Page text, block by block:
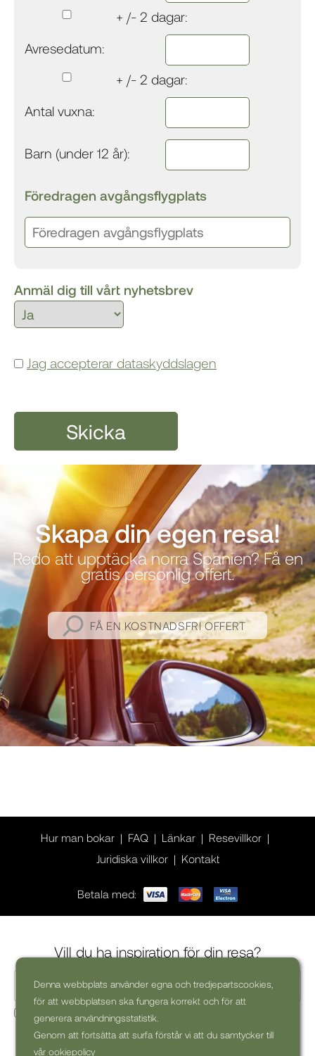
Denna webbplats använder egna och tredjepartscookies,
för att webbplatsen ska fungera korrekt och för att
generera användningsstatistik.
Genom att fortsätta att surfa förstår vi att du samtycker till
vår ookiepolicy
+ /- 2 dagar:
Avresedatum:
+ /- 2 dagar:
Antal vuxna:
Barn (under 12 år):
Föredragen avgångsflygplats
Anmäl dig till vårt nyhetsbrev
Jag accepterar dataskyddslagen
Skapa din egen resa!
Redo att upptäcka norra Spanien? Få en
gratis personlig offert.
FÅ EN KOSTNADSFRI OFFERT
Hur man bokar FAQ Länkar
Resevillkor
Juridiska villkor
Kontakt
Betala med:
Vill du ha inspiration för din resa?
Ja, jag skulle vilja få kommersiella nyhetsbrev (kan alltid
avsluta prenumerationen)